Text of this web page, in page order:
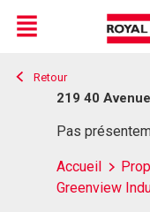
Live
En Direct
Menu
Retour
219 40
Pas
Accueil
Greenview